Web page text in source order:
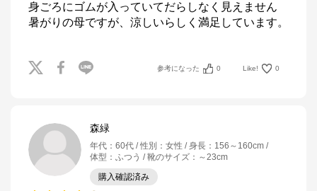
身ごろにゴムが入っていてだらしなく見えません
暑がりの母ですが、涼しいらしく満足しています。
参考になった 0 Like! 0
森緑
年代 ： 60代 性別 ： 女性 身長 ： 156～160cm
体型 ： ふつう 靴のサイズ ： ～23cm
購入確認済み